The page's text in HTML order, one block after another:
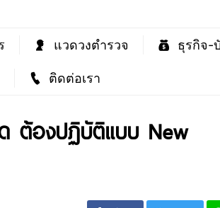
แวดวงตำรวจ ธุรกิจ-
ติดต่อเรา
ต้องปฏิบัติแบบ New